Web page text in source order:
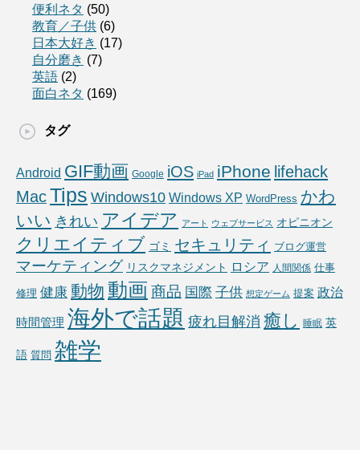
便利ネタ (50)
教育／子供 (6)
日本大好き (17)
自分磨き (7)
英語 (2)
面白ネタ (169)
タグ
Android GIF動画 Google iOS iPad iPhone lifehack
MacTips Windows10 Windows XP WordPress かわ
いい きれい アイデア アート ウェブサービス オピニオン
クリエイティブ ゴミ セキュリティ ブログ運営
マーケティング リスクマネジメント ロシア 人間関係 仕事
修理 健康 動物 動画 商品 国際 子供 想定ゲーム 提案 政治
時間管理 海外で話題 疲れ目解消 癒し 睡眠 英
語 質問 雑学